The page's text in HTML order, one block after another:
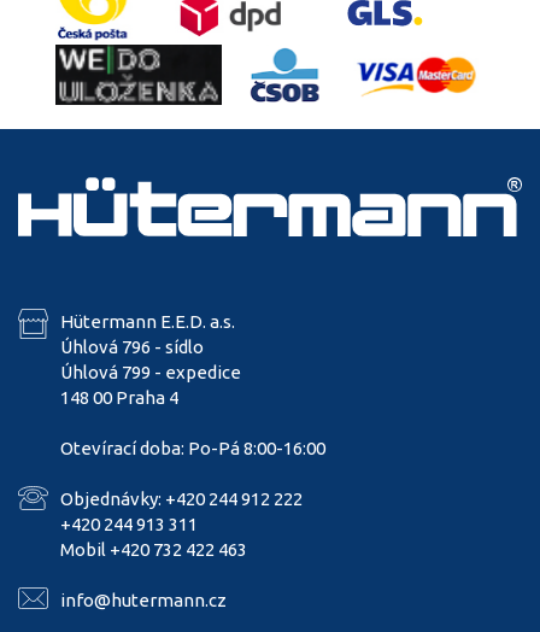
Hütermann E.E.D. a.s.
Úhlová 796 - sídlo
Úhlová 799 - expedice
148 00 Praha 4
Otevírací doba: Po-Pá 8:00-16:00
Objednávky: +420 244 912 222
+420 244 913 311
Mobil +420 732 422 463
info@hutermann.cz